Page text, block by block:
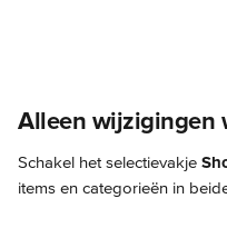
Alleen wijzigingen
Schakel het selectievakje
items en categorieën in